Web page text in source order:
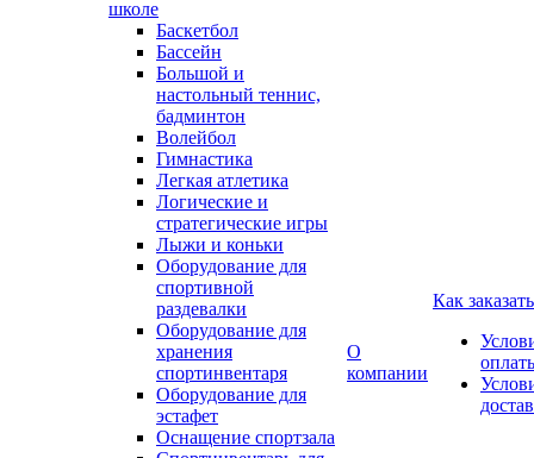
школе
Баскетбол
Бассейн
Большой и
настольный теннис,
бадминтон
Волейбол
Гимнастика
Легкая атлетика
Логические и
стратегические игры
Лыжи и коньки
Оборудование для
спортивной
раздевалки
Оборудование для
хранения
спортинвентаря
Оборудование для
эстафет
Оснащение спортзала
О
компании
Как